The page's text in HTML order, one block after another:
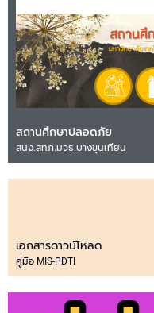
สถานศึกษาปลอดภัย
สนง.สทภ.มจธ.บางขุนเทียน
เอกสารดาวน์โหลด
คู่มือ MIS-PDTI